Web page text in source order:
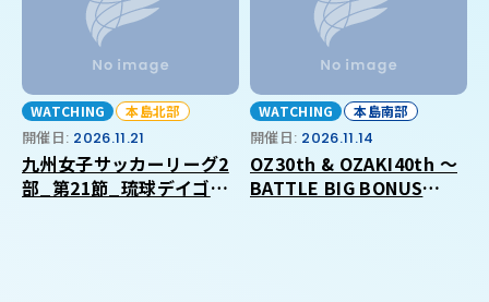
WATCHING 本島北部
開催日: 2026.11.21
九州女子サッカーリーグ2
部_第21節_琉球デイゴス
WATCHING 本島南部
開催日: 2026.11.14
OZ30th & OZAKI40th ～
BATTLE BIG BONUS